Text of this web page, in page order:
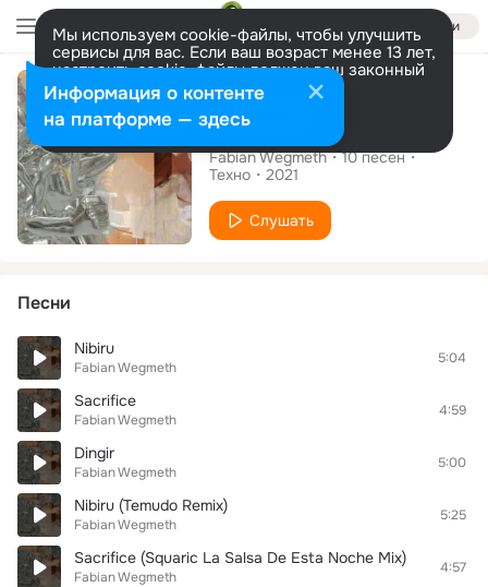
Войти
Мы используем cookie-файлы, чтобы улучшить
сервисы для вас. Если ваш возраст менее 13 лет,
настроить cookie-файлы должен ваш законный
представитель. Больше информации
Разрешить все Настроить
Альбом
Ancient Debris
Fabian Wegmeth 10песен
Техно
2021
Слушать
Песни
Nibiru
Fabian Wegmeth
5:04
Sacrifice
Fabian Wegmeth
4:59
Dingir
Fabian Wegmeth
5:00
Nibiru (Temudo Remix)
Fabian Wegmeth
5:25
Sacrifice (Squaric La Salsa De Esta Noche Mix)
Fabian Wegmeth
4:57
Информация о контенте
на платформе — здесь